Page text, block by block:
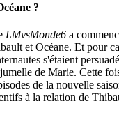
?
LMvsMonde6 a
et Océane. Et pour
s'étaient
de Marie. Cette
de la nouvelle
à la relation de